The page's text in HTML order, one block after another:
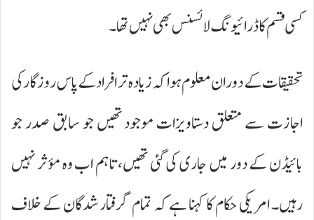
کسی قسم کا ڈرائیونگ لائسنس بھی نہیں تھا۔
تحقیقات کے دوران معلوم ہوا کہ زیادہ تر افراد کے پاس روزگار کی
اجازت سے متعلق دستاویزات موجود تھیں جو سابق صدر جو
بائیڈن کے دور میں جاری کی گئی تھیں، تاہم اب وہ مؤثر نہیں
رہیں۔ امریکی حکام کا کہنا ہے کہ تمام گرفتار شدگان کے خلاف